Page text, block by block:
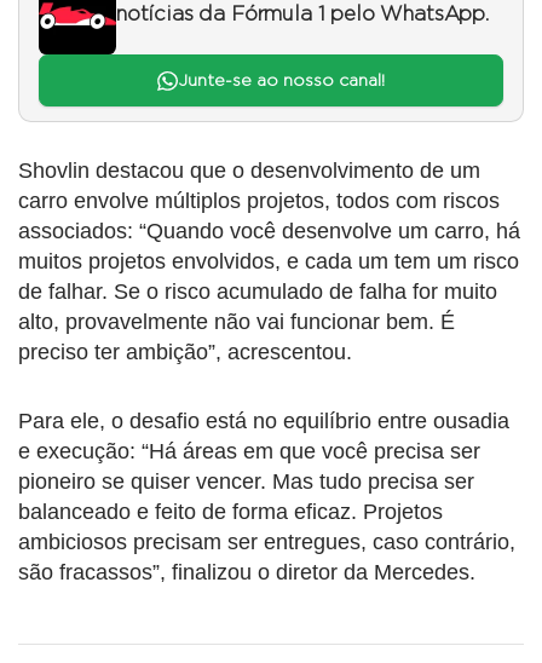
notícias da Fórmula 1 pelo WhatsApp.
Junte-se ao nosso canal!
Shovlin destacou que o desenvolvimento de um
carro envolve múltiplos projetos, todos com riscos
associados: “Quando você desenvolve um carro, há
muitos projetos envolvidos, e cada um tem um risco
de falhar. Se o risco acumulado de falha for muito
alto, provavelmente não vai funcionar bem. É
preciso ter ambição”, acrescentou.
Para ele, o desafio está no equilíbrio entre ousadia
e execução: “Há áreas em que você precisa ser
pioneiro se quiser vencer. Mas tudo precisa ser
balanceado e feito de forma eficaz. Projetos
ambiciosos precisam ser entregues, caso contrário,
são fracassos”, finalizou o diretor da Mercedes.